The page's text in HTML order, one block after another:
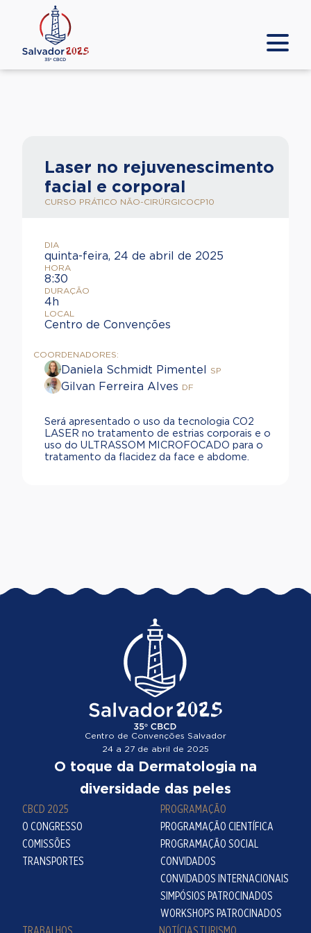
Laser no rejuvenescimento
facial e corporal
CURSO PRÁTICO NÃO-CIRÚRGICOCP10
DIA
quinta-feira, 24 de abril de 2025
HORA
8:30
DURAÇÃO
4h
LOCAL
Centro de Convenções
COORDENADORES:
Daniela Schmidt Pimentel SP
Gilvan Ferreira Alves DF
Será apresentado o uso da tecnologia CO2
LASER no tratamento de estrias corporais e o
uso do ULTRASSOM MICROFOCADO para o
tratamento da flacidez da face e abdome.
Centro de Convenções Salvador
24 a 27 de abril de 2025
O toque da Dermatologia na
diversidade das peles
CBCD 2025
O CONGRESSO
COMISSÕES
TRANSPORTES
PROGRAMAÇÃO
PROGRAMAÇÃO CIENTÍFICA
PROGRAMAÇÃO SOCIAL
CONVIDADOS
CONVIDADOS INTERNACIONAIS
SIMPÓSIOS PATROCINADOS
WORKSHOPS PATROCINADOS